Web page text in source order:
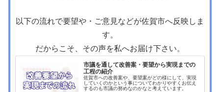
以下の流れで要望や・ご意見などが佐賀市へ反映しま
す。
だからこそ、その声を私へお届け下さい。
市議を通して改善案・要望から実現までの
工程の紹介
佐賀市への改善案や、要望案がどの様にして、実現
していくのかという事についてわかりやすくお伝え
するのも市議の努めなのかなと考えています。